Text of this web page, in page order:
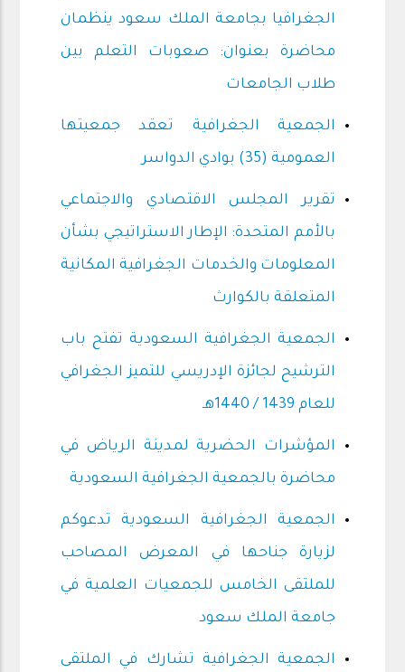
الجغرافيا بجامعة الملك سعود ينظمان
محاضرة بعنوان: صعوبات التعلم بين
طلاب الجامعات
الجمعية الجغرافية تعقد جمعيتها
العمومية (35) بوادي الدواسر
تقرير المجلس الاقتصادي والاجتماعي
بالأمم المتحدة: الإطار الاستراتيجي بشأن
المعلومات والخدمات الجغرافية المكانية
المتعلقة بالكوارث
الجمعية الجغرافية السعودية تفتح باب
الترشيح لجائزة الإدريسي للتميز الجغرافي
للعام 1439 / 1440هـ
المؤشرات الحضرية لمدينة الرياض في
محاضرة بالجمعية الجغرافية السعودية
الجمعية الجغرافية السعودية تدعوكم
لزيارة جناحها في المعرض المصاحب
للملتقى الخامس للجمعيات العلمية في
جامعة الملك سعود
الجمعية الجغرافية تشارك في الملتقى